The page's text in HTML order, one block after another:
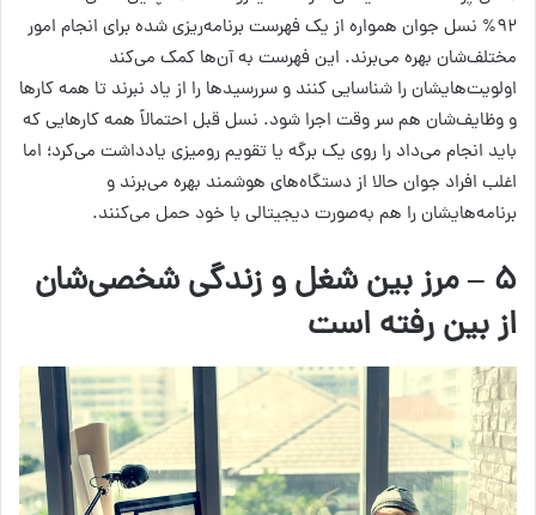
۹۲% نسل جوان همواره از یک فهرست برنامه‌ریزی شده برای انجام امور
مختلف‌شان بهره می‌برند. این فهرست به آن‌ها کمک می‌کند
اولویت‌هایشان را شناسایی کنند و سررسیدها را از یاد نبرند تا همه کارها
و وظایف‌شان هم سر وقت اجرا شود. نسل قبل احتمالاً همه کارهایی که
باید انجام می‌داد را روی یک برگه یا تقویم رومیزی یادداشت می‌کرد؛ اما
اغلب افراد جوان حالا از دستگاه‌های هوشمند بهره می‌برند و
برنامه‌هایشان را هم به‌صورت دیجیتالی با خود حمل می‌کنند.
۵ – مرز بین شغل و زندگی شخصی‌شان
از بین رفته است